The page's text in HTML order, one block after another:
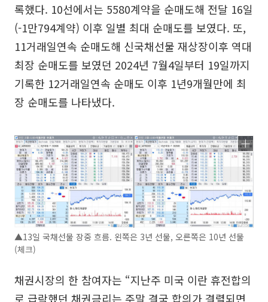
록했다. 10선에서는 5580계약을 순매도해 전달 16일
(-1만794계약) 이후 일별 최대 순매도를 보였다. 또,
11거래일연속 순매도해 신국채선물 재상장이후 역대
최장 순매도를 보였던 2024년 7월4일부터 19일까지
기록한 12거래일연속 순매도 이후 1년9개월만에 최
장 순매도를 나타냈다.
▲13일 국채선물 장중 흐름. 왼쪽은 3년 선물, 오른쪽은 10년 선물
(체크)
채권시장의 한 참여자는 “지난주 미국 이란 휴전합의
로 급락했던 채권금리는 주말 결국 합의가 결렬되면